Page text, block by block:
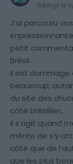
Rédigé le
J’ai parcouru
petit
Brésil.
Il est dommage
beaucoup,
du site des
côté brésilien.
Il s’agit quand
mérite de s’y
côté que de
que les plus